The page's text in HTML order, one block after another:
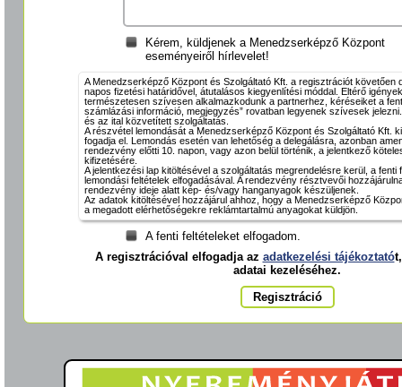
Kérem, küldjenek a Menedzserképző Központ
eseményeiről hírlevelet!
A Menedzserképző Központ és Szolgáltató Kft. a regisztrációt követően
napos fizetési határidővel, átutalásos kiegyenlítési móddal. Eltérő
természetesen szívesen alkalmazkodunk a partnerhez, kéréseiket a
számlázási információ, megjegyzés” rovatban legyenek szívesek
és az ital közvetített szolgáltatás.
A részvétel lemondását a Menedzserképző Központ és Szolgáltató Kft.
fogadja el. Lemondás esetén van lehetőség a delegálásra, azonban
rendezvény előtti 10. napon, vagy azon belül történik, a jelentkező
kifizetésére.
A jelentkezési lap kitöltésével a szolgáltatás megrendelésre kerül, a fenti
lemondási feltételek elfogadásával. A rendezvény résztvevői
rendezvény ideje alatt kép- és/vagy hanganyagok készüljenek.
Az adatok kitöltésével hozzájárul ahhoz, hogy a Menedzserképző
a megadott elérhetőségekre reklámtartalmú anyagokat küldjön.
A fenti feltételeket elfogadom.
A regisztrációval elfogadja az adatkezelési tájékoztató
adatai kezeléséhez.